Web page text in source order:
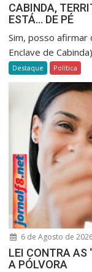
CABINDA,
ESTÁ… DE PÉ
Sim, posso afirmar
Enclave de
Destaque Política
6 de Agosto de
LEI CONTRA AS
A PÓLVORA